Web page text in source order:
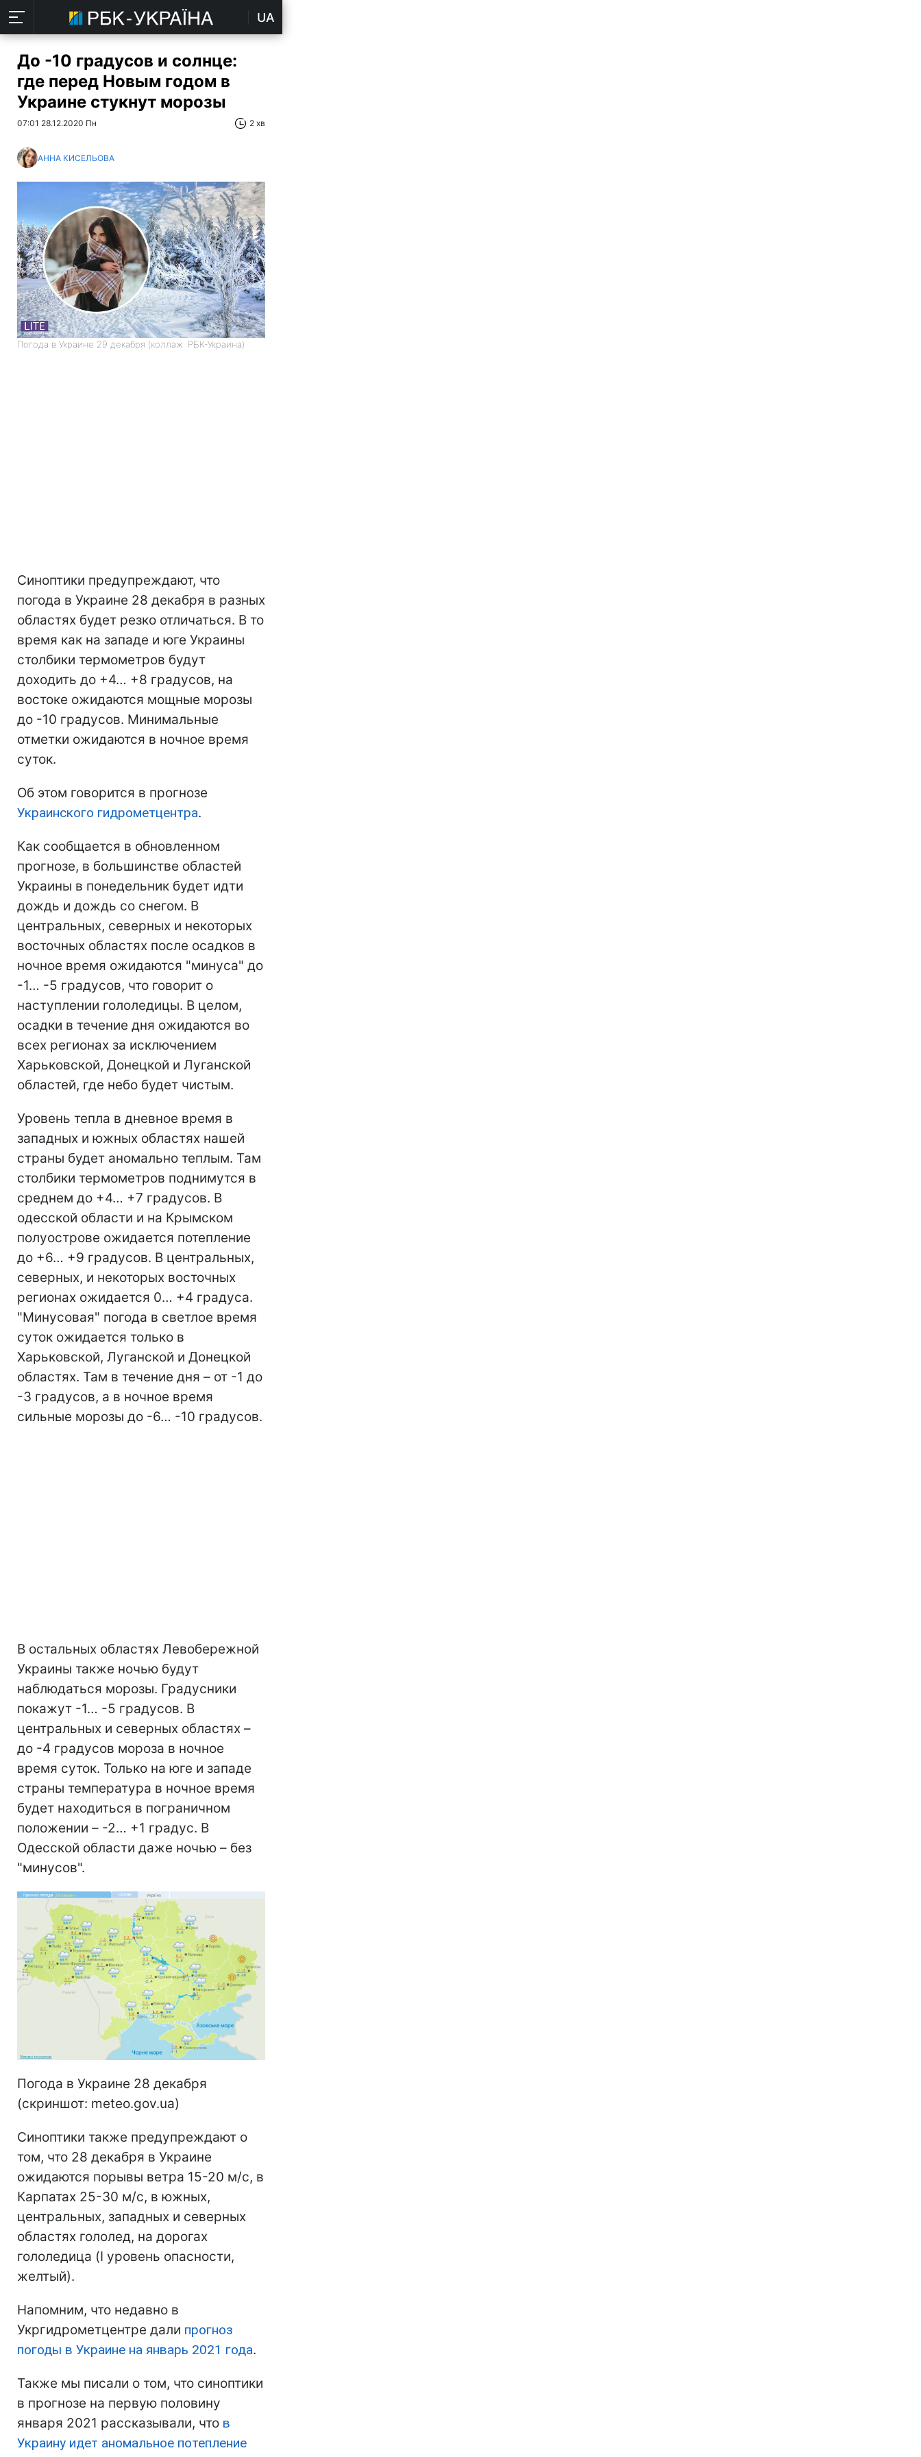
UA
До -10 градусов и солнце:
где перед Новым годом в
Украине стукнут морозы
07:01 28.12.2020 Пн 2 хв
АННА КИСЕЛЬОВА
Погода в Украине 29 декабря (коллаж: РБК-Украина)
Синоптики предупреждают, что
погода в Украине 28 декабря в разных
областях будет резко отличаться. В то
время как на западе и юге Украины
столбики термометров будут
доходить до +4… +8 градусов, на
востоке ожидаются мощные морозы
до -10 градусов. Минимальные
отметки ожидаются в ночное время
суток.
Об этом говорится в прогнозе
Украинского гидрометцентра.
Как сообщается в обновленном
прогнозе, в большинстве областей
Украины в понедельник будет идти
дождь и дождь со снегом. В
центральных, северных и некоторых
восточных областях после осадков в
ночное время ожидаются "минуса" до
-1… -5 градусов, что говорит о
наступлении гололедицы. В целом,
осадки в течение дня ожидаются во
всех регионах за исключением
Харьковской, Донецкой и Луганской
областей, где небо будет чистым.
Уровень тепла в дневное время в
западных и южных областях нашей
страны будет аномально теплым. Там
столбики термометров поднимутся в
среднем до +4… +7 градусов. В
одесской области и на Крымском
полуострове ожидается потепление
до +6… +9 градусов. В центральных,
северных, и некоторых восточных
регионах ожидается 0… +4 градуса.
"Минусовая" погода в светлое время
суток ожидается только в
Харьковской, Луганской и Донецкой
областях. Там в течение дня – от -1 до
-3 градусов, а в ночное время
сильные морозы до -6… -10 градусов.
В остальных областях Левобережной
Украины также ночью будут
наблюдаться морозы. Градусники
покажут -1… -5 градусов. В
центральных и северных областях –
до -4 градусов мороза в ночное
время суток. Только на юге и западе
страны температура в ночное время
будет находиться в пограничном
положении – -2… +1 градус. В
Одесской области даже ночью – без
"минусов".
Погода в Украине 28 декабря
(скриншот: meteo.gov.ua)
Синоптики также предупреждают о
том, что 28 декабря в Украине
ожидаются порывы ветра 15-20 м/с, в
Карпатах 25-30 м/с, в южных,
центральных, западных и северных
областях гололед, на дорогах
гололедица (I уровень опасности,
желтый).
Напомним, что недавно в
Укргидрометцентре дали прогноз
погоды в Украине на январь 2021 года.
Также мы писали о том, что синоптики
в прогнозе на первую половину
января 2021 рассказывали, что в
Украину идет аномальное потепление